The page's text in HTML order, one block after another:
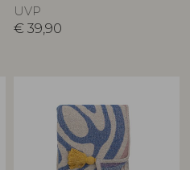
UVP
€ 39,90